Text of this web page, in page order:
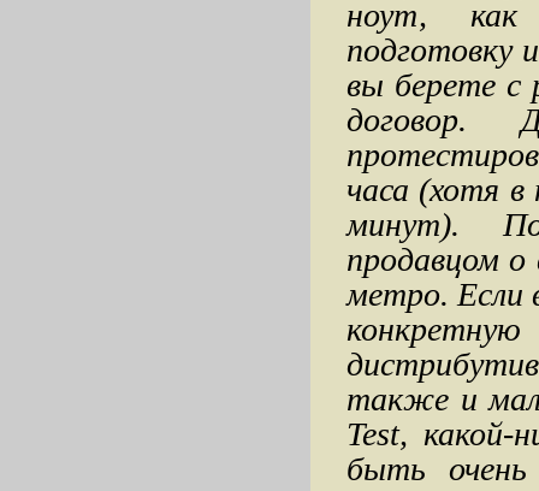
ноут, как
подготовку
вы берете с
договор.
часа (хотя
минут).
продавцом о
метро. Если
также и
Test,
быть